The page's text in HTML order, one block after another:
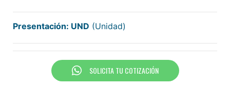
Presentación: UND (Unidad)
SOLICITA TU COTIZACIÓN